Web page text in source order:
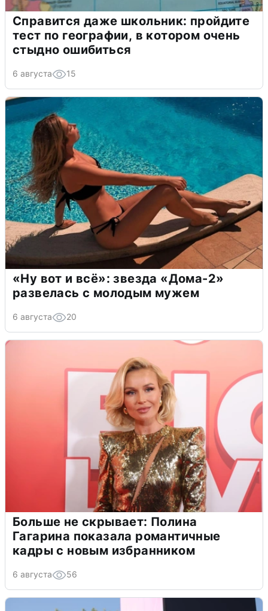
Справится даже школьник: пройдите
тест по географии, в котором очень
стыдно ошибиться
6 августа 15
«Ну вот и всё»: звезда «Дома-2»
развелась с молодым мужем
6 августа 20
Больше не скрывает: Полина
Гагарина показала романтичные
кадры с новым избранником
6 августа 56